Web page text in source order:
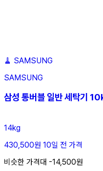
🧹 SAMSUNG
SAMSUNG
삼성 통버블 일반 세탁기
14kg
430,500원 10일 전 가격
비슷한 가격대 -14,500원